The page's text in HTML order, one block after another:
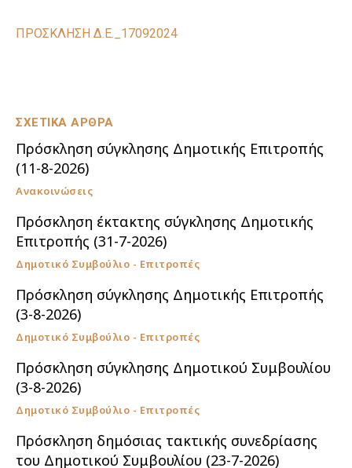
ΣΧΕΤΙΚΑ ΑΡΘΡΑ
Πρόσκληση σύγκλησης Δημοτικής Επιτροπής
(11-8-2026)
Ανακοινώσεις
Πρόσκληση έκτακτης σύγκλησης Δημοτικής
Επιτροπής (31-7-2026)
Δημοτικό Συμβούλιο - Επιτροπές
Πρόσκληση σύγκλησης Δημοτικής Επιτροπής
(3-8-2026)
Δημοτικό Συμβούλιο - Επιτροπές
Πρόσκληση σύγκλησης Δημοτικού Συμβουλίου
(3-8-2026)
Δημοτικό Συμβούλιο - Επιτροπές
Πρόσκληση δημόσιας τακτικής συνεδρίασης
του Δημοτικού Συμβουλίου (23-7-2026)
ΠΡΟΣΚΛΗΣΗ Δ.Ε._17092024